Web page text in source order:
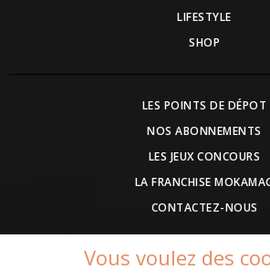
LIFESTYLE
SHOP
LES POINTS DE DÉPOT
NOS ABONNEMENTS
LES JEUX CONCOURS
LA FRANCHISE
CONTACTEZ-NOUS
DEVENEZ ANNONCEUR
Vous voulez des